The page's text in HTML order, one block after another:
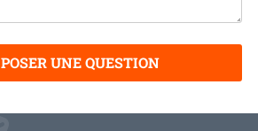
POSER UNE QUESTION